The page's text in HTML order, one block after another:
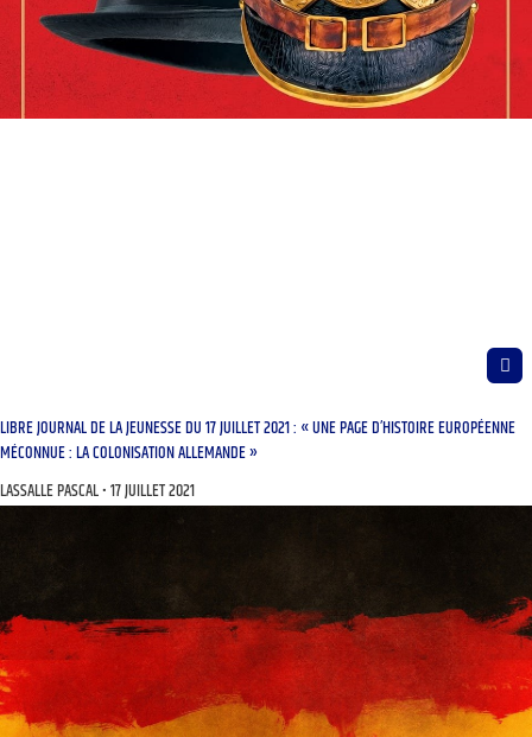
LIBRE JOURNAL DE LA JEUNESSE DU 17 JUILLET 2021 : « UNE PAGE D’HISTOIRE EUROPÉENNE
MÉCONNUE : LA COLONISATION ALLEMANDE »
LASSALLE PASCAL 17 JUILLET 2021